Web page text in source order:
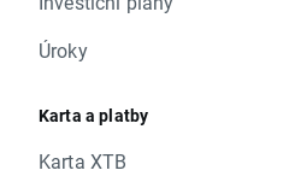
Úroky
Karta a platby
Karta XTB